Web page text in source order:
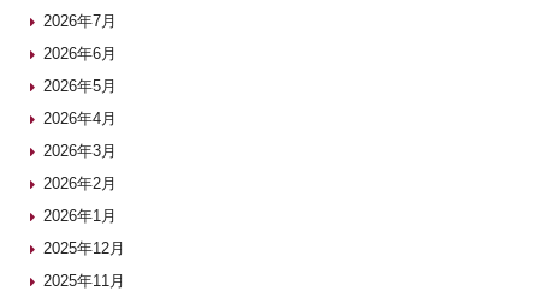
2026年7月
2026年6月
2026年5月
2026年4月
2026年3月
2026年2月
2026年1月
2025年12月
2025年11月